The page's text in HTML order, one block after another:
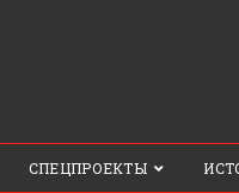
СПЕЦПРОЕКТЫ